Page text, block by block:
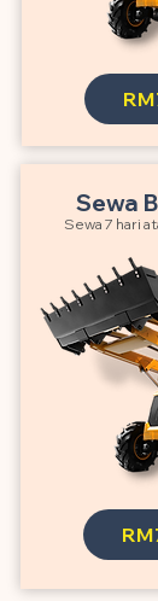
Sewa
Sewa 7 hari